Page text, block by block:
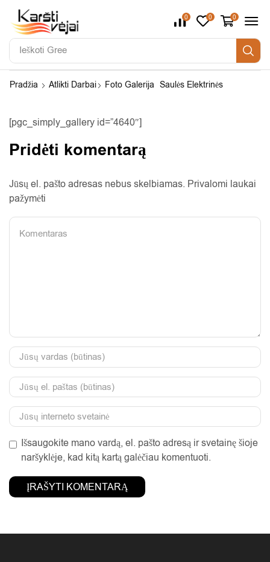
Ieškoti Gree
0 0 0
Pradžia Atlikti Darbai Foto Galerija Saulės Elektrinės
[pgc_simply_gallery id=”4640″]
Pridėti komentarą
Jūsų el. pašto adresas nebus skelbiamas. Privalomi laukai
pažymėti
Išsaugokite mano vardą, el. pašto adresą ir svetainę šioje
naršyklėje, kad kitą kartą galėčiau komentuoti.